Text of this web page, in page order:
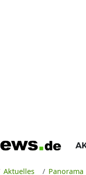
Aktuelles Panorama